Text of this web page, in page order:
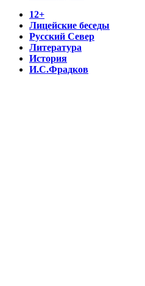
12+
Лицейские беседы
Русский Север
Литература
История
И.С.Фрадков